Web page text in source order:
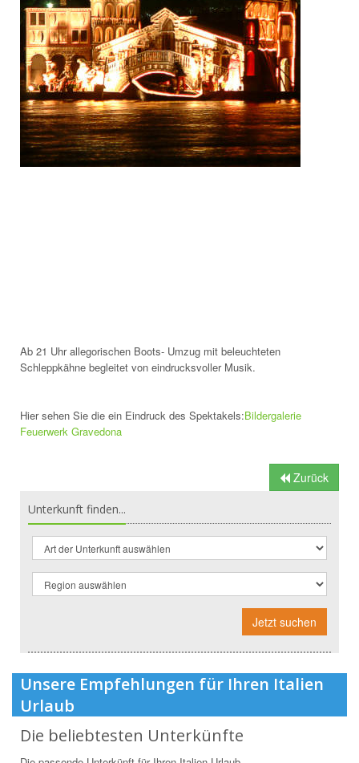
Ab 21 Uhr allegorischen Boots- Umzug mit beleuchteten
Schleppkähne begleitet von eindrucksvoller Musik.
Hier sehen Sie die ein Eindruck des Spektakels:Bildergalerie
Feuerwerk Gravedona
Zurück
Unterkunft finden...
Jetzt suchen
Unsere Empfehlungen für Ihren Italien
Urlaub
Die beliebtesten Unterkünfte